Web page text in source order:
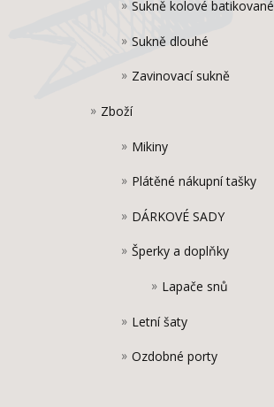
Sukně kolové batikované
Sukně dlouhé
Zavinovací sukně
Zboží
Mikiny
Plátěné nákupní tašky
DÁRKOVÉ SADY
Šperky a doplňky
Lapače snů
Letní šaty
Ozdobné porty